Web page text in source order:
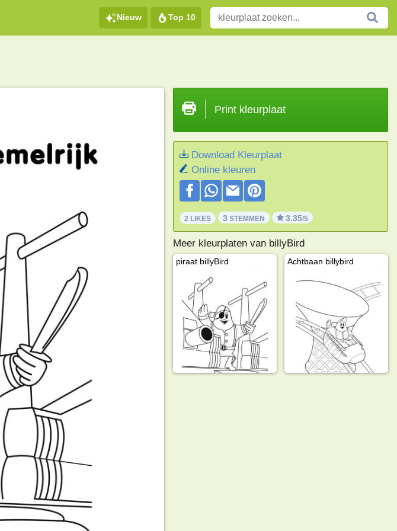
Nieuw Top 10
Print kleurplaat
Download Kleurplaat
Online kleuren
2 LIKES 3 STEMMEN 3.35/5
Meer kleurplaten van billyBird
piraat billyBird Achtbaan billybird